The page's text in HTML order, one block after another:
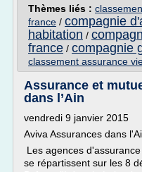
Thèmes liés :
france / compagnie
habitation /
france / compagnie
classement assurance
Assurance et
dans l’Ain
vendredi 9 janvier 2015
Aviva Assurances dans
Les agences
se répartissent sur les 8